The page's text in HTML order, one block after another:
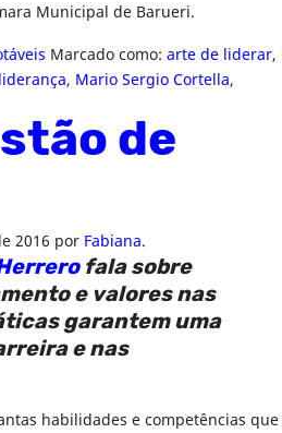
Municipal de Barueri.
Marcado como: arte de liderar,
liderança, Mario Sergio Cortella,
de
2016 por Fabiana.
fala sobre
e valores nas
garantem uma
e nas
habilidades e competências que